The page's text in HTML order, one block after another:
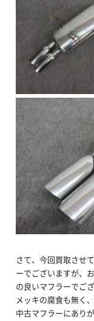
さて、今回買取させ
ーでございますが、
の良いマフラーでご
メッキの腐食も無く
中古マフラーにあり